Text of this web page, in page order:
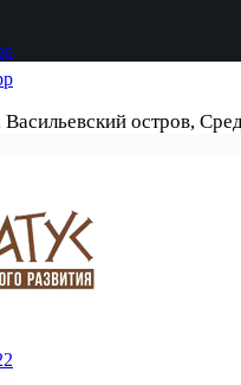
Васильевский остров,